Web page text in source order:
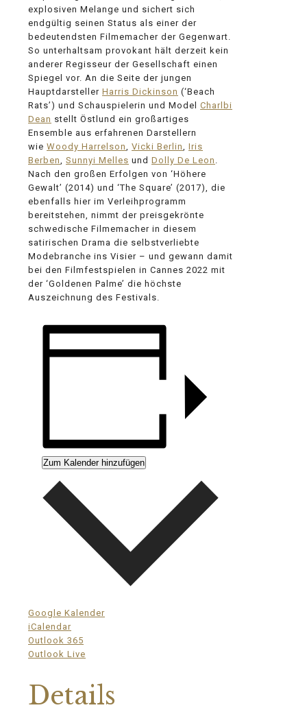
explosiven Melange und sichert sich
endgültig seinen Status als einer der
bedeutendsten Filmemacher der Gegenwart.
So unterhaltsam provokant hält derzeit kein
anderer Regisseur der Gesellschaft einen
Spiegel vor. An die Seite der jungen
Hauptdarsteller Harris Dickinson (‘Beach
Rats’) und Schauspielerin und Model Charlbi
Dean stellt Östlund ein großartiges
Ensemble aus erfahrenen Darstellern
wie Woody Harrelson Vicki Berlin
Iris
Berben
Sunnyi Melles und Dolly De Leon
Nach den großen Erfolgen von ‘Höhere
Gewalt’ (2014) und ‘The Square’ (2017), die
ebenfalls hier im Verleihprogramm
bereitstehen, nimmt der preisgekrönte
schwedische Filmemacher in diesem
satirischen Drama die selbstverliebte
Modebranche ins Visier – und gewann damit
bei den Filmfestspielen in Cannes 2022 mit
der ‘Goldenen Palme’ die höchste
Auszeichnung des Festivals.
Zum Kalender hinzufügen
Google Kalender
iCalendar
Outlook 365
Outlook Live
Details